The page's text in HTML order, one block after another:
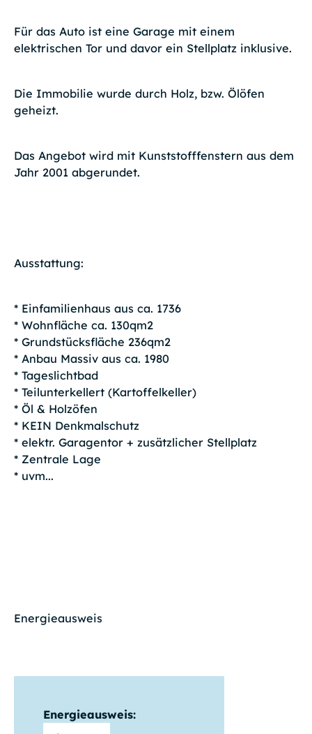
Für das Auto ist eine Garage mit einem
elektrischen Tor und davor ein Stellplatz inklusive.
Die Immobilie wurde durch Holz, bzw. Ölöfen
geheizt.
Das Angebot wird mit Kunststofffenstern aus dem
Jahr 2001 abgerundet.
Ausstattung:
* Einfamilienhaus aus ca. 1736
* Wohnfläche ca. 130qm2
* Grundstücksfläche 236qm2
* Anbau Massiv aus ca. 1980
* Tageslichtbad
* Teilunterkellert (Kartoffelkeller)
* Öl & Holzöfen
* KEIN Denkmalschutz
* elektr. Garagentor + zusätzlicher Stellplatz
* Zentrale Lage
* uvm...
Energieausweis
Energieausweis: